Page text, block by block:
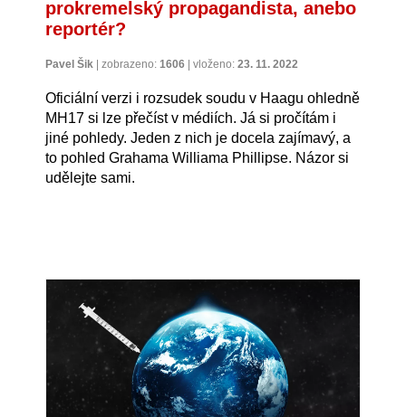
prokremelský propagandista, anebo
reportér?
Pavel Šik zobrazeno: 1606 vloženo: 23. 11. 2022
Oficiální verzi i rozsudek soudu v Haagu ohledně
MH17 si lze přečíst v médiích. Já si pročítám i
jiné pohledy. Jeden z nich je docela zajímavý, a
to pohled Grahama Williama Phillipse. Názor si
udělejte sami.